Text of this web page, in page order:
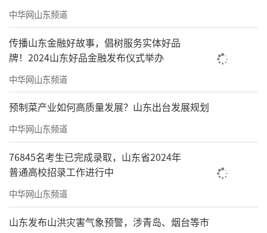
中华网山东频道
传播山东金融好故事，倡树服务实体好品
牌！2024山东好品金融发布仪式举办
中华网山东频道
预制菜产业如何高质量发展？山东出台发展规划
中华网山东频道
76845名考生已完成录取，山东省2024年
普通高校招录工作进行中
中华网山东频道
山东发布山洪灾害气象预警，涉青岛、烟台等市